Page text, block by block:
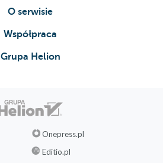
O serwisie
Współpraca
Grupa Helion
Onepress.pl
Editio.pl